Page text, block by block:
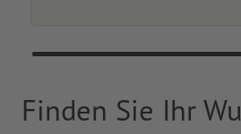
Finden Sie Ihr